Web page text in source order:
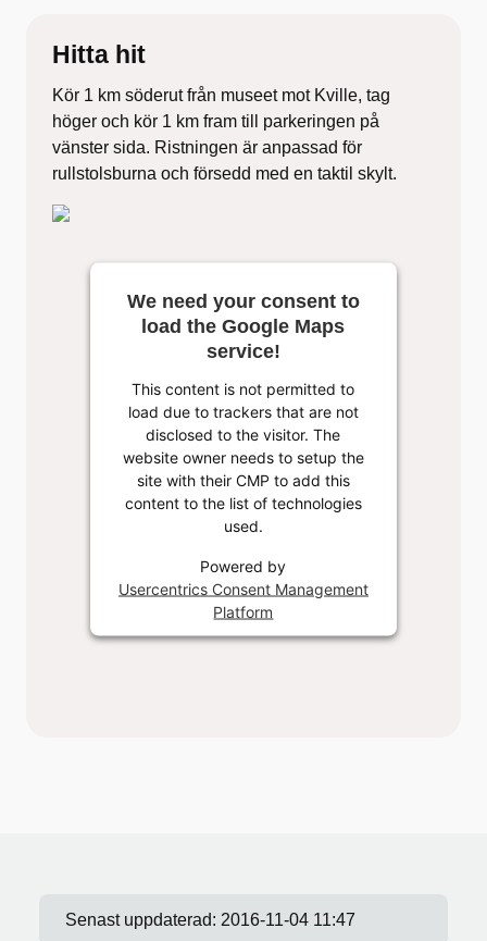
Hitta hit
Kör 1 km söderut från museet mot Kville, tag
höger och kör 1 km fram till parkeringen på
vänster sida. Ristningen är anpassad för
rullstolsburna och försedd med en taktil skylt.
We need your consent to
load the Google Maps
service!
This content is not permitted to
load due to trackers that are not
disclosed to the visitor. The
website owner needs to setup the
site with their CMP to add this
content to the list of technologies
used.
Powered by
Usercentrics Consent Management
Platform
Senast uppdaterad: 2016-11-04 11:47